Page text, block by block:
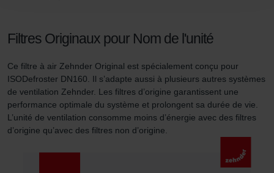
conséquence le navigateur Web utilisé afin d’empêcher
ordinateur. Vous pouvez en outre effacer à tout moment
les cookies déjà enregistrés via un navigateur Web ou
tout autre logiciel correspondant. Cette opération peut
être réalisée à partir de n’importe quel navigateur Web
usuel. Si l’utilisateur concerné désactive l’enregistrement
des cookies au sein du navigateur Web utilisé, il se peut
que les fonctionnalités de notre site Web ne soient plus
disponibles dans leur intégralité.
Pour plus de détails, nous vous invitons à prendre
Filtres Originaux pour Nom de l'unité
Ce filtre à air Zehnder Original est spécialement conçu pour
ISODefroster DN160. Il s’adapte aussi à plusieurs autres systèmes
de ventilation Zehnder. Les filtres d’origine garantissent une
performance optimale du système et prolongent sa durée de vie.
L’unité de ventilation consomme moins d’énergie avec des filtres
d’origine qu’avec des filtres non d’origine.